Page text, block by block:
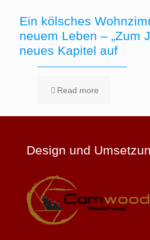
Ein kölsches
neuem Leben – „Zum
neues Kapitel auf
Read more
Design und